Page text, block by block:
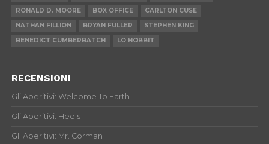
RONALD D. MOORE
BOX OFFICE
CARLTON CUSE
NATHAN FILLION
BRYAN FULLER
STEPHEN KING
BENEDICT CUMBERBATCH
LO HOBBIT
RECENSIONI
Gli Aperitivi: Welcome To Earth
Gli Aperitivi: Heels
Gli Aperitivi: Mr. Corman